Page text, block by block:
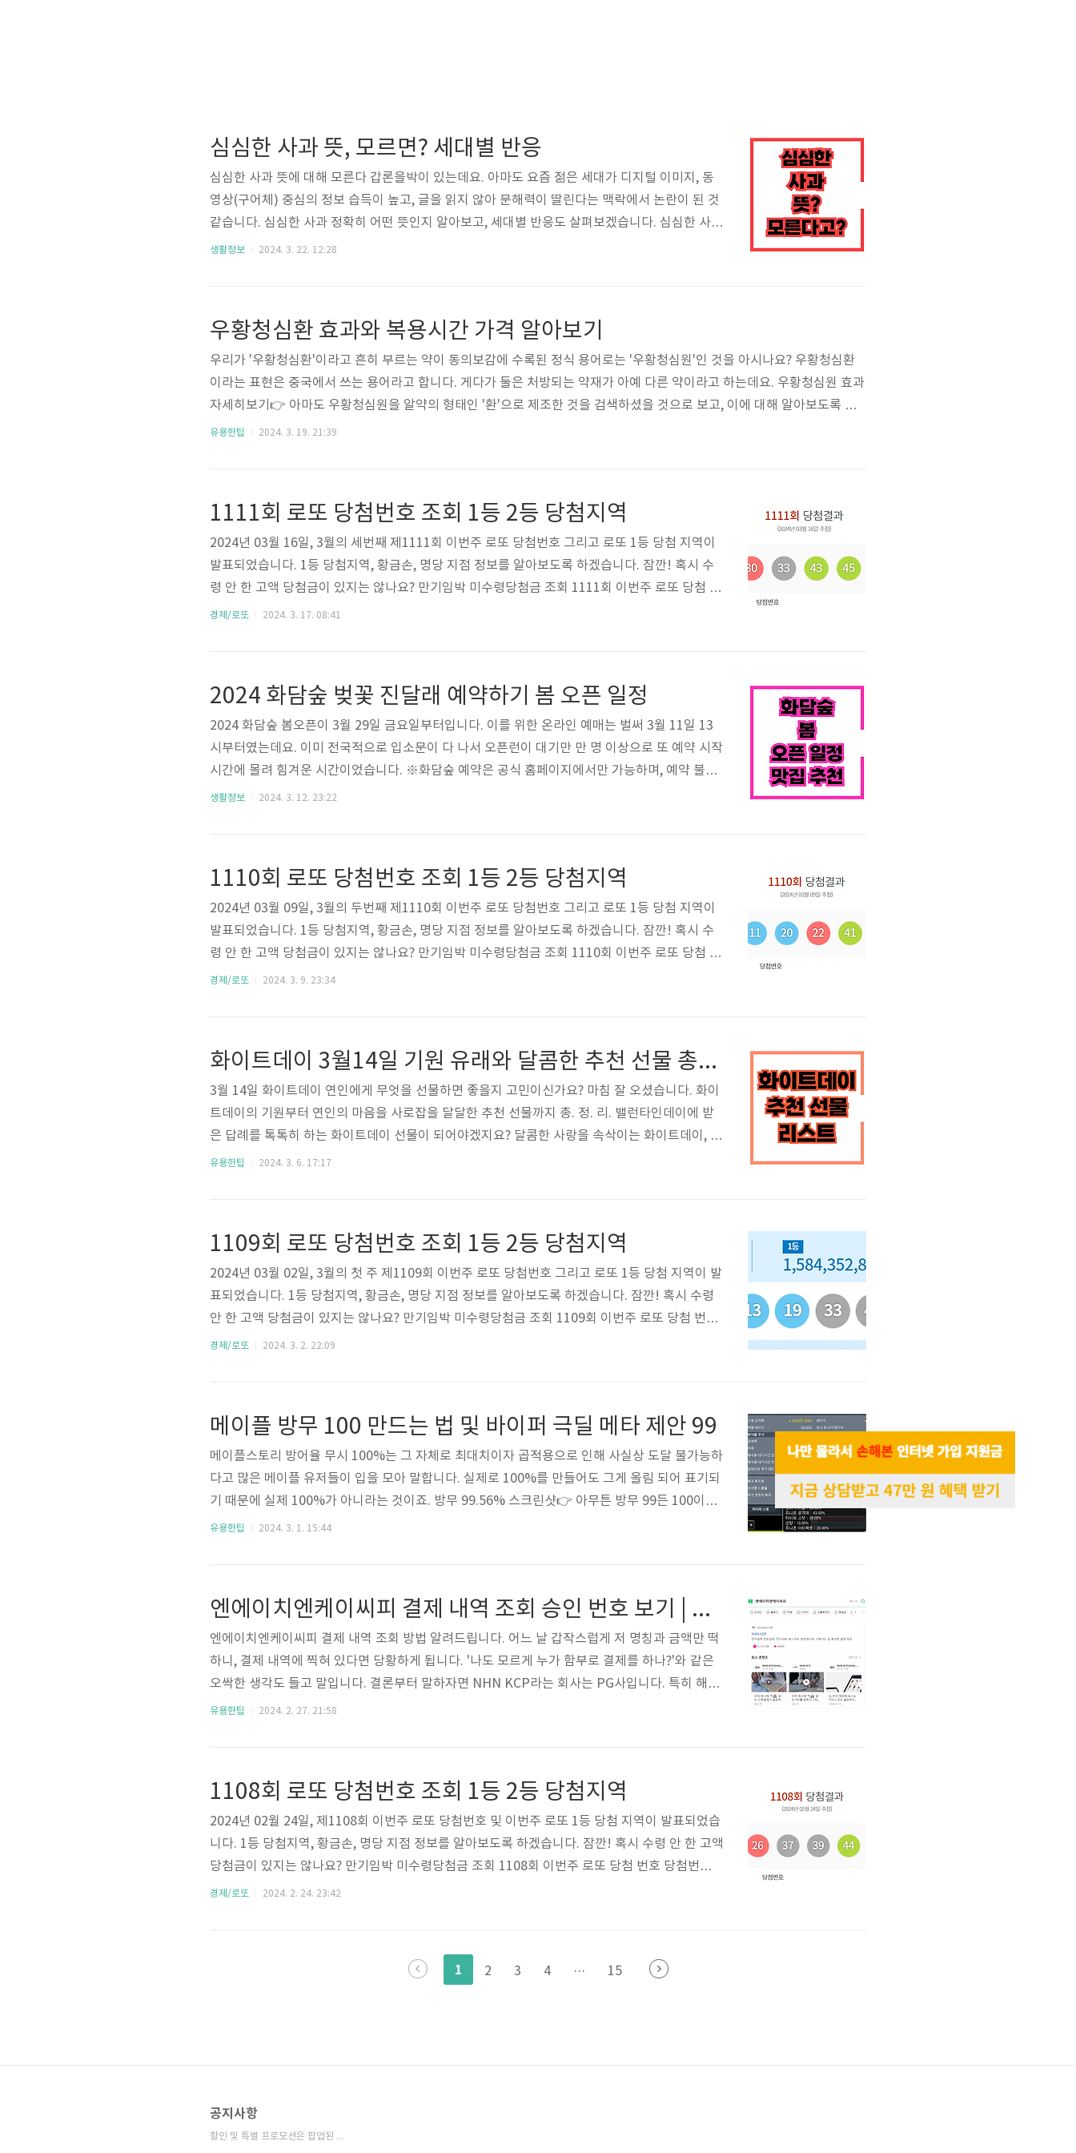
심심한 사과 뜻, 모르면? 세대별 반응
심심한 사과 뜻에 대해 모른다 갑론을박이 있는데요. 아마도 요즘 젊은 세대가 디지털 이미지, 동
영상(구어체) 중심의 정보 습득이 높고, 글을 읽지 않아 문해력이 딸린다는 맥락에서 논란이 된 것
같습니다. 심심한 사과 정확히 어떤 뜻인지 알아보고, 세대별 반응도 살펴보겠습니다. 심심한 사과
뜻 먼저 심심한 사과는 '심심하다'와 '사과하다'로 분리해볼 수 있는데요. 심심과 사과가 모두 한자
요. 자칫 싱겁거나 별다른 특징이 없다는..
생활정보 2024. 3. 22. 12:28
우황청심환 효과와 복용시간 가격 알아보기
우리가 '우황청심환'이라고 흔히 부르는 약이 동의보감에 수록된 정식 용어로는 '우황청심원'인 것을 아시나요? 우황청심환
이라는 표현은 중국에서 쓰는 용어라고 합니다. 게다가 둘은 처방되는 약재가 아예 다른 약이라고 하는데요. 우황청심원 효과
자세히보기👉 아마도 우황청심원을 알약의 형태인 '환'으로 제조한 것을 검색하셨을 것으로 보고, 이에 대해 알아보도록 하
겠습니다. 1. 우황청심환이란? 우황청심환은 오랜 역사를 가진 한약 처방으로, 심장 건강 증진에 효과적인 것으로 알려져 있
유용한팁 2024. 3. 19. 21:39
1111회 로또 당첨번호 조회 1등 2등 당첨지역
2024년 03월 16일, 3월의 세번째 제1111회 이번주 로또 당첨번호 그리고 로또 1등 당첨 지역이
발표되었습니다. 1등 당첨지역, 황금손, 명당 지점 정보를 알아보도록 하겠습니다. 잠깐! 혹시 수
령 안 한 고액 당첨금이 있지는 않나요? 만기임박 미수령당첨금 조회 1111회 이번주 로또 당첨 번
호 당첨번호: 3, 13, 30, 33, 43, 45번 2등 보너스번호: 4번 1111회 이번주 로또 당첨 지역 | 명당 1
경제/로또 2024. 3. 17. 08:41
2024 화담숲 벚꽃 진달래 예약하기 봄 오픈 일정
2024 화담숲 봄오픈이 3월 29일 금요일부터입니다. 이를 위한 온라인 예매는 벌써 3월 11일 13
시부터였는데요. 이미 전국적으로 입소문이 다 나서 오픈런이 대기만 만 명 이상으로 또 예약 시작
시간에 몰려 힘겨운 시간이었습니다. ※화담숲 예약은 공식 홈페이지에서만 가능하며, 예약 불가
시 입장 못 합니다. 화담숲 예약 바로가기👉 이 글을 보신 분들에게만 드리는 특급정보 화담숲 인
꽃 보는 일정 노랑색으로 꽃단장한 홈페이지의..
생활정보 2024. 3. 12. 23:22
1110회 로또 당첨번호 조회 1등 2등 당첨지역
2024년 03월 09일, 3월의 두번째 제1110회 이번주 로또 당첨번호 그리고 로또 1등 당첨 지역이
발표되었습니다. 1등 당첨지역, 황금손, 명당 지점 정보를 알아보도록 하겠습니다. 잠깐! 혹시 수
령 안 한 고액 당첨금이 있지는 않나요? 만기임박 미수령당첨금 조회 1110회 이번주 로또 당첨 번
호 당첨번호: 3, 7, 11, 20, 22, 41번 2등 보너스번호: 24번 1110회 이번주 로또 당첨 지역 | 명당 1
경제/로또 2024. 3. 9. 23:34
화이트데이 3월14일 기원 유래와 달콤한 추천 선물 총정리
3월 14일 화이트데이 연인에게 무엇을 선물하면 좋을지 고민이신가요? 마침 잘 오셨습니다. 화이
트데이의 기원부터 연인의 마음을 사로잡을 달달한 추천 선물까지 총. 정. 리. 밸런타인데이에 받
은 답례를 톡톡히 하는 화이트데이 선물이 되어야겠지요? 달콤한 사랑을 속삭이는 화이트데이, 그
기원은? 3월 14일, 사랑의 달콤함이 한층 더 깊어지는 화이트데이. 하지만 이 달콤한 날의 기원이
반부터 본격적으로 유행, 밸런타..
유용한팁 2024. 3. 6. 17:17
1109회 로또 당첨번호 조회 1등 2등 당첨지역
2024년 03월 02일, 3월의 첫 주 제1109회 이번주 로또 당첨번호 그리고 로또 1등 당첨 지역이 발
표되었습니다. 1등 당첨지역, 황금손, 명당 지점 정보를 알아보도록 하겠습니다. 잠깐! 혹시 수령
안 한 고액 당첨금이 있지는 않나요? 만기임박 미수령당첨금 조회 1109회 이번주 로또 당첨 번호
당첨번호: 10, 12, 13, 19, 33, 40번 2등 보너스번호: 2번 1109회 이번주 로또 당첨 지역 | 명당 1
경제/로또 2024. 3. 2. 22:09
메이플 방무 100 만드는 법 및 바이퍼 극딜 메타 제안 99
메이플스토리 방어율 무시 100%는 그 자체로 최대치이자 곱적용으로 인해 사실상 도달 불가능하
다고 많은 메이플 유저들이 입을 모아 말합니다. 실제로 100%를 만들어도 그게 올림 되어 표기되
기 때문에 실제 100%가 아니라는 것이죠. 방무 99.56% 스크린샷👉 아무튼 방무 99든 100이든
상위 보스 몬스터에게 캐릭터의 트루대미지(트루뎀) 딜을 넣을 수 있다는 점에서 스탯창에 찍힌 1
00 8000 정도만 만들려 lifelov..
유용한팁 2024. 3. 1. 15:44
엔에이치엔케이씨피 결제 내역 조회 승인 번호 보기 | 나도 모르게 누가 카드 긁는 것? NHN KCP
엔에이치엔케이씨피 결제 내역 조회 방법 알려드립니다. 어느 날 갑작스럽게 저 명칭과 금액만 떡
하니, 결제 내역에 찍혀 있다면 당황하게 됩니다. '나도 모르게 누가 함부로 결제를 하나?'와 같은
오싹한 생각도 들고 말입니다. 결론부터 말하자면 NHN KCP라는 회사는 PG사입니다. 특히 해외
구독 프로그램 결제나 온라인 강의 수강료 등에 사용되는 카드 결제를 가능하게 해 주고 수수료를
니다. NHN KCP 결제 내..
유용한팁 2024. 2. 27. 21:58
1108회 로또 당첨번호 조회 1등 2등 당첨지역
2024년 02월 24일, 제1108회 이번주 로또 당첨번호 및 이번주 로또 1등 당첨 지역이 발표되었습
니다. 1등 당첨지역, 황금손, 명당 지점 정보를 알아보도록 하겠습니다. 잠깐! 혹시 수령 안 한 고액
당첨금이 있지는 않나요? 만기임박 미수령당첨금 조회 1108회 이번주 로또 당첨 번호 당첨번호:
7, 19, 26, 37, 39, 44번 2등 보너스번호: 27번 1108회 이번주 로또 당첨 지역 | 명당 1등 당첨금
곳입니다. 수동 당첨자는 1곳이며, 인터넷 복권판매사이트에서 자동 1게임..
경제/로또 2024. 2. 24. 23:42
1 2 3 4 ··· 15
공지사항
할인 및 특별 프로모션은 팝업된 공식 페이지에⋯